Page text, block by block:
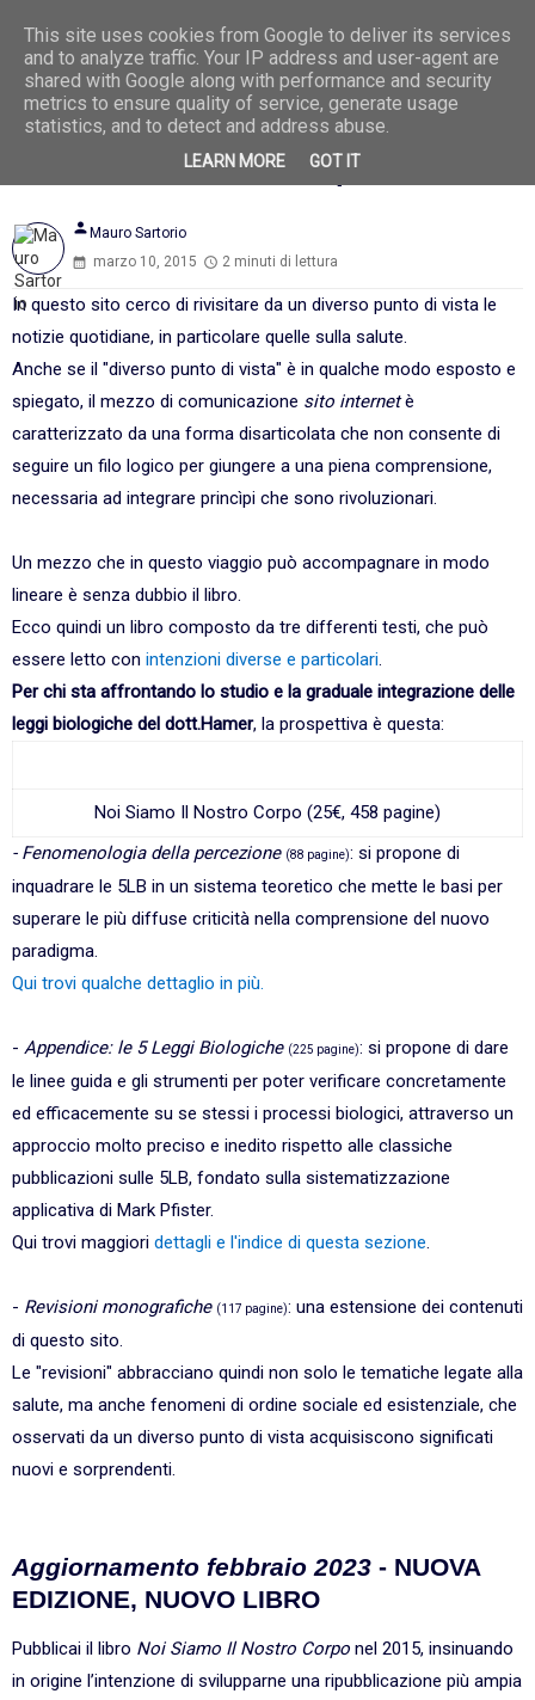
6 Ago
2026
Noi Siamo Il Nostro Corpo - il libro
person Mauro Sartorio
marzo 10, 2015
2 minuti di lettura
In questo sito cerco di rivisitare da un diverso punto di vista le
notizie quotidiane, in particolare quelle sulla salute.
Anche se il "diverso punto di vista" è in qualche modo esposto e
spiegato, il mezzo di comunicazione sito internetè
caratterizzato da una forma disarticolata che non consente di
seguire un filo logico per giungere a una piena comprensione,
necessaria ad integrare princìpi che sono rivoluzionari.
Un mezzo che in questo viaggio può accompagnare in modo
lineare è senza dubbio il libro.
Ecco quindi un libro composto da tre differenti testi, che può
essere letto con intenzioni diverse e particolari.
Per chi sta affrontando lo studio e la graduale integrazione delle
leggi biologiche del dott.Hamer, la prospettiva è questa:
Noi Siamo Il Nostro Corpo (25€, 458 pagine)
- Fenomenologia della percezione (88 pagine): si propone di
inquadrare le 5LB in un sistema teoretico che mette le basi per
superare le più diffuse criticità nella comprensione del nuovo
paradigma.
Qui trovi qualche dettaglio in più.
- Appendice: le 5 Leggi Biologiche (225 pagine): si propone di dare
le linee guida e gli strumenti per poter verificare concretamente
ed efficacemente su se stessi i processi biologici, attraverso un
approccio molto preciso e inedito rispetto alle classiche
pubblicazioni sulle 5LB, fondato sulla sistematizzazione
applicativa di Mark Pfister.
Qui trovi maggiori dettagli e l'indice di questa sezione.
- Revisioni monografiche (117 pagine): una estensione dei contenuti
di questo sito.
Le "revisioni" abbracciano quindi non solo le tematiche legate alla
salute, ma anche fenomeni di ordine sociale ed esistenziale, che
osservati da un diverso punto di vista acquisiscono significati
nuovi e sorprendenti.
Aggiornamento febbraio 2023 - NUOVA
EDIZIONE, NUOVO LIBRO
Pubblicai il libro Noi Siamo Il Nostro Corpo nel 2015, insinuando
in origine l’intenzione di svilupparne una ripubblicazione più ampia
This site uses cookies from Google to deliver its services
and to analyze traffic. Your IP address and user-agent are
shared with Google along with performance and security
metrics to ensure quality of service, generate usage
statistics, and to detect and address abuse.
LEARN MORE GOT IT